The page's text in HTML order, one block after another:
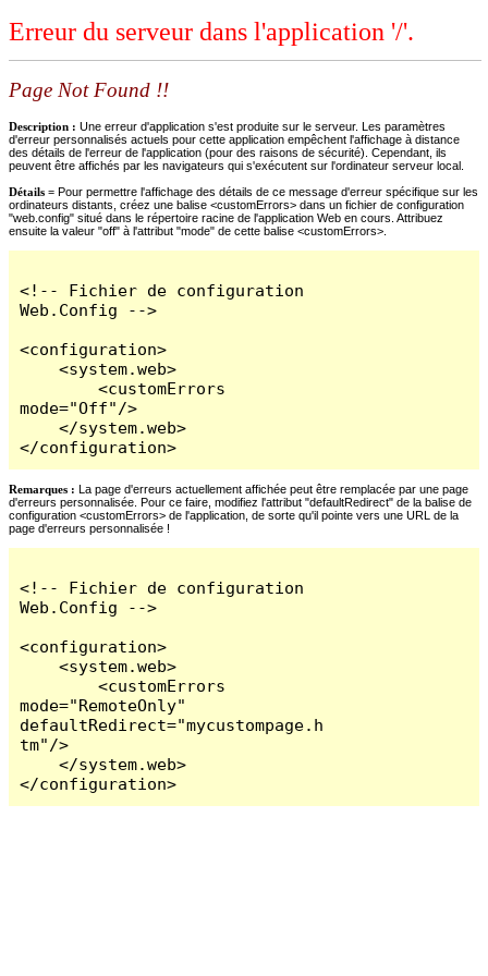
Erreur du serveur dans l'application '/'.
Page Not Found !!
Description : Une erreur d'application s'est produite sur le serveur. Les paramètres
d'erreur personnalisés actuels pour cette application empêchent l'affichage à distance
des détails de l'erreur de l'application (pour des raisons de sécurité). Cependant, ils
peuvent être affichés par les navigateurs qui s'exécutent sur l'ordinateur serveur local.
Détails = Pour permettre l'affichage des détails de ce message d'erreur spécifique sur les
ordinateurs distants, créez une balise <customErrors> dans un fichier de configuration
"web.config" situé dans le répertoire racine de l'application Web en cours. Attribuez
ensuite la valeur "off" à l'attribut "mode" de cette balise <customErrors>.
<!-- Fichier de configuration
Web.Config -->
<configuration>
    <system.web>
        <customErrors
mode="Off"/>
    </system.web>
</configuration>
Remarques : La page d'erreurs actuellement affichée peut être remplacée par une page
d'erreurs personnalisée. Pour ce faire, modifiez l'attribut "defaultRedirect" de la balise de
configuration <customErrors> de l'application, de sorte qu'il pointe vers une URL de la
page d'erreurs personnalisée !
<!-- Fichier de configuration
Web.Config -->
<configuration>
    <system.web>
        <customErrors
mode="RemoteOnly"
defaultRedirect="mycustompage.h
tm"/>
    </system.web>
</configuration>